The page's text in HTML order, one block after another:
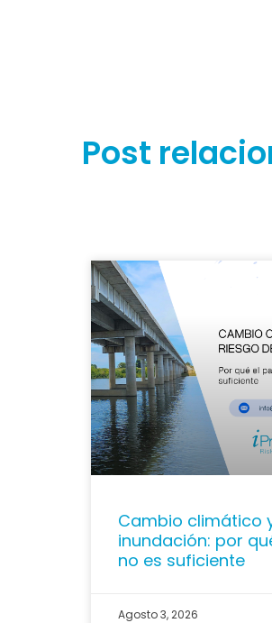
Post
Cambio climático
inundación: por
no es suficiente
Agosto 3, 2026